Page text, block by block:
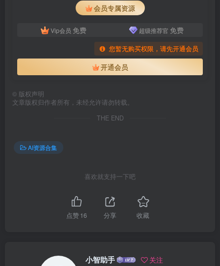
会员专属资源
Vip会员 免费 超级推荐官 免费
您暂无购买权限，请先开通会员
开通会员
© 版权声明
文章版权归作者所有，未经允许请勿转载。
THE END
AI资源合集
喜欢就支持一下吧
点赞16 分享 收藏
小智助手 关注